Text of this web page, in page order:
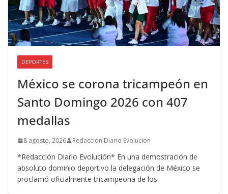
DEPORTES
México se corona tricampeón en
Santo Domingo 2026 con 407
medallas
8 agosto, 2026 Redacción Diario Evolucion
*Redacción Diario Evolución* En una demostración de
absoluto dominio deportivo la delegación de México se
proclamó oficialmente tricampeona de los